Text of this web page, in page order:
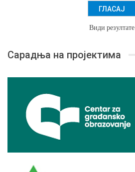
Види резултате
Сарадња на пројектима